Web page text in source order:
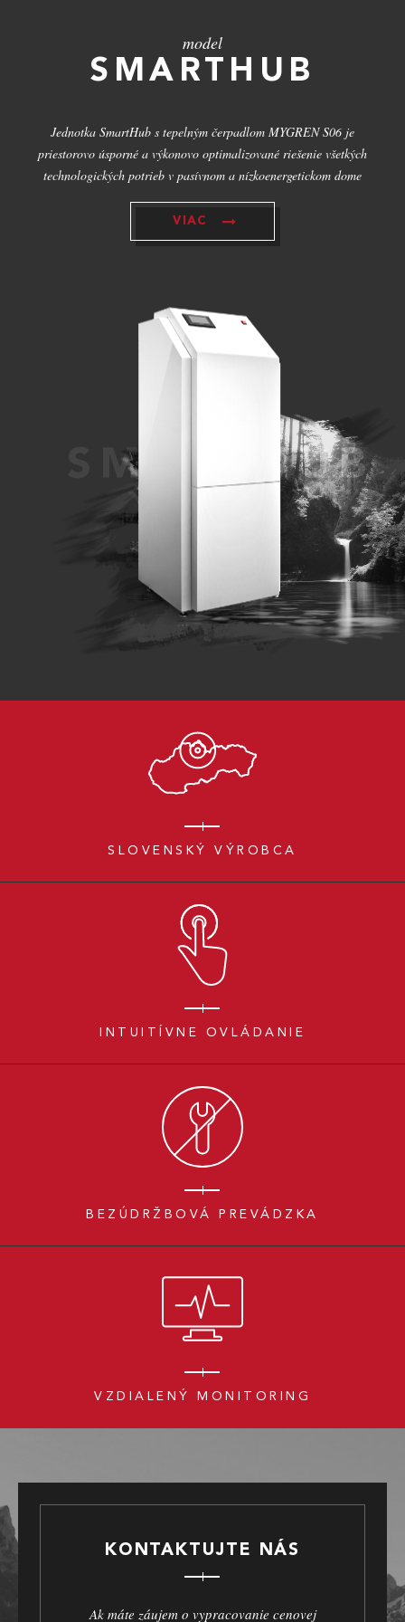
model
SMARTHUB
Jednotka SmartHub s tepelným čerpadlom MYGREN S06 je
priestorovo úsporné a výkonovo optimalizované riešenie všetkých
technologických potrieb v pasívnom a nízkoenergetickom dome
VIAC
SLOVENSKÝ VÝROBCA
INTUITÍVNE OVLÁDANIE
BEZÚDRŽBOVÁ PREVÁDZKA
VZDIALENÝ MONITORING
KONTAKTUJTE NÁS
Ak máte záujem o vypracovanie cenovej